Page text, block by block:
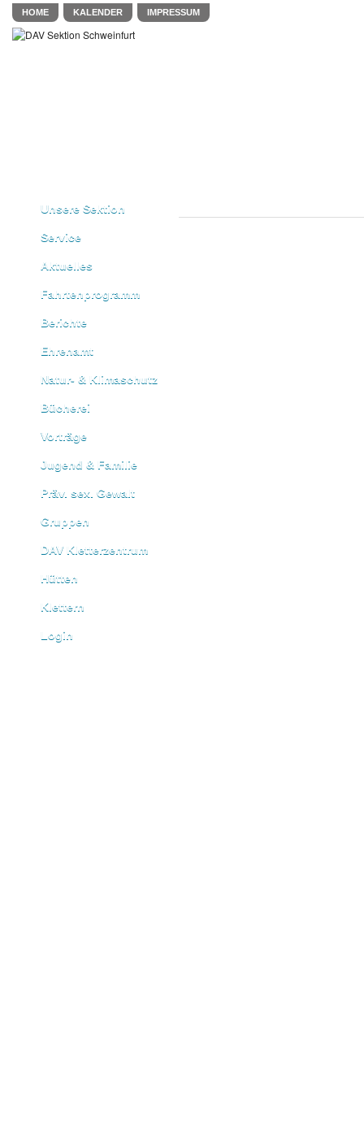
HOME KALENDER IMPRESSUM
Unsere Sektion
Service
Aktuelles
Fahrtenprogramm
Berichte
Ehrenamt
Natur- & Klimaschutz
Bücherei
Vorträge
Jugend & Familie
Präv. sex. Gewalt
Gruppen
DAV Kletterzentrum
Hütten
Klettern
Login